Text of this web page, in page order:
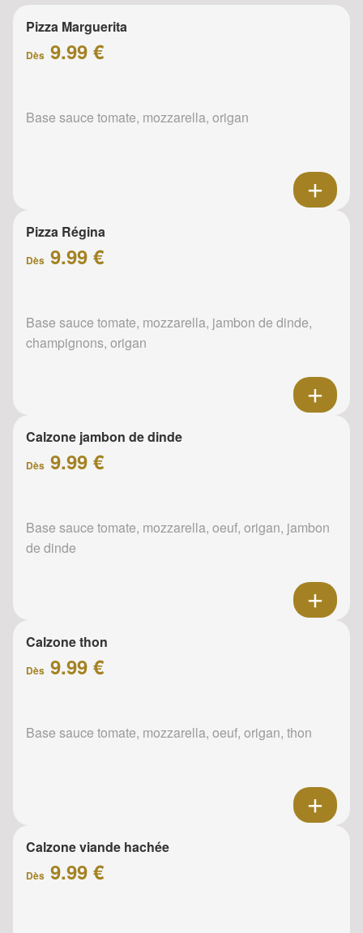
Pizza Marguerita
Dès 9.99 €
Base sauce tomate, mozzarella, origan
Pizza Régina
Dès 9.99 €
Base sauce tomate, mozzarella, jambon de dinde,
champignons, origan
Calzone jambon de dinde
Dès 9.99 €
Base sauce tomate, mozzarella, oeuf, origan, jambon
de dinde
Calzone thon
Dès 9.99 €
Base sauce tomate, mozzarella, oeuf, origan, thon
Calzone viande hachée
Dès 9.99 €